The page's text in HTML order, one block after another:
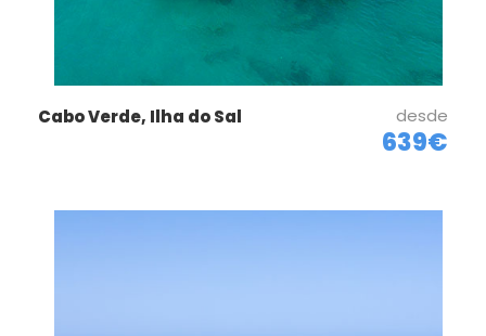
Cabo Verde, Ilha do Sal desde
639€